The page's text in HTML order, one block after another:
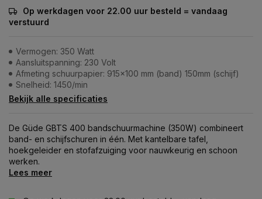
Op werkdagen voor 22.00 uur besteld = vandaag
verstuurd
Vermogen: 350 Watt
Aansluitspanning: 230 Volt
Afmeting schuurpapier: 915x100 mm (band) 150mm (schijf)
Snelheid: 1450/min
Bekijk alle specificaties
De Güde GBTS 400 bandschuurmachine (350W) combineert
band- en schijfschuren in één. Met kantelbare tafel,
hoekgeleider en stofafzuiging voor nauwkeurig en schoon
werken.
Lees meer